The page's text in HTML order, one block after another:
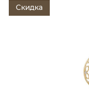
Скидка